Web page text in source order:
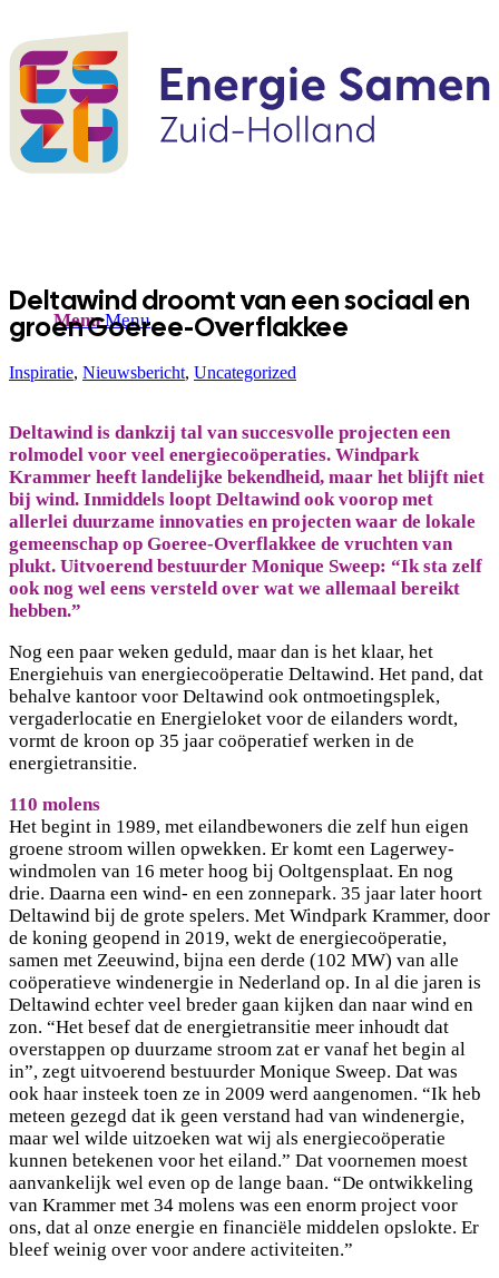
Menu Menu
Deltawind droomt van een sociaal en
groen Goeree-Overflakkee
Inspiratie, Nieuwsbericht, Uncategorized
Deltawind is dankzij tal van succesvolle projecten een
rolmodel voor veel energiecoöperaties. Windpark
Krammer heeft landelijke bekendheid, maar het blijft niet
bij wind. Inmiddels loopt Deltawind ook voorop met
allerlei duurzame innovaties en projecten waar de lokale
gemeenschap op Goeree-Overflakkee de vruchten van
plukt. Uitvoerend bestuurder Monique Sweep: “Ik sta zelf
ook nog wel eens versteld over wat we allemaal bereikt
hebben.”
Nog een paar weken geduld, maar dan is het klaar, het
Energiehuis van energiecoöperatie Deltawind. Het pand, dat
behalve kantoor voor Deltawind ook ontmoetingsplek,
vergaderlocatie en Energieloket voor de eilanders wordt,
vormt de kroon op 35 jaar coöperatief werken in de
energietransitie.
110 molens
Het begint in 1989, met eilandbewoners die zelf hun eigen
groene stroom willen opwekken. Er komt een Lagerwey-
windmolen van 16 meter hoog bij Ooltgensplaat. En nog
drie. Daarna een wind- en een zonnepark. 35 jaar later hoort
Deltawind bij de grote spelers. Met Windpark Krammer, door
de koning geopend in 2019, wekt de energiecoöperatie,
samen met Zeeuwind, bijna een derde (102 MW) van alle
coöperatieve windenergie in Nederland op. In al die jaren is
Deltawind echter veel breder gaan kijken dan naar wind en
zon. “Het besef dat de energietransitie meer inhoudt dat
overstappen op duurzame stroom zat er vanaf het begin al
in”, zegt uitvoerend bestuurder Monique Sweep. Dat was
ook haar insteek toen ze in 2009 werd aangenomen. “Ik heb
meteen gezegd dat ik geen verstand had van windenergie,
maar wel wilde uitzoeken wat wij als energiecoöperatie
kunnen betekenen voor het eiland.” Dat voornemen moest
aanvankelijk wel even op de lange baan. “De ontwikkeling
van Krammer met 34 molens was een enorm project voor
ons, dat al onze energie en financiële middelen opslokte. Er
bleef weinig over voor andere activiteiten.”